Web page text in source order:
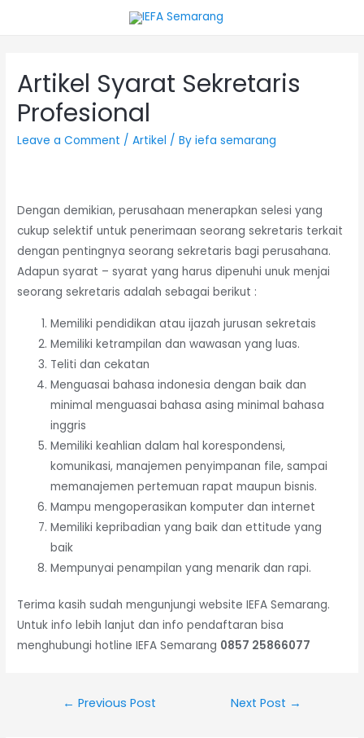
Artikel Syarat Sekretaris
Profesional
Leave a Comment /Artikel / Byiefa semarang
Dengan demikian, perusahaan menerapkan selesi yang
cukup selektif untuk penerimaan seorang sekretaris terkait
dengan pentingnya seorang sekretaris bagi perusahana.
Adapun syarat – syarat yang harus dipenuhi unuk menjai
seorang sekretaris adalah sebagai berikut :
Memiliki pendidikan atau ijazah jurusan sekretais
Memiliki ketrampilan dan wawasan yang luas.
Teliti dan cekatan
Menguasai bahasa indonesia dengan baik dan
minimal menguasai bahasa asing minimal bahasa
inggris
Memiliki keahlian dalam hal korespondensi,
komunikasi, manajemen penyimpanan file, sampai
memanajemen pertemuan rapat maupun bisnis.
Mampu mengoperasikan komputer dan internet
Memiliki kepribadian yang baik dan ettitude yang
baik
Mempunyai penampilan yang menarik dan rapi.
Terima kasih sudah mengunjungi website IEFA Semarang.
Untuk info lebih lanjut dan info pendaftaran bisa
menghubungi hotline IEFA Semarang 0857 25866077
← Previous Post Next Post →